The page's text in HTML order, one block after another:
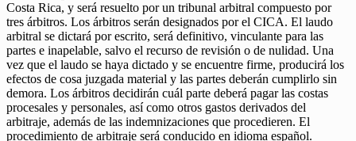
Costa Rica, y será resuelto por un tribunal arbitral compuesto por
tres árbitros. Los árbitros serán designados por el CICA. El laudo
arbitral se dictará por escrito, será definitivo, vinculante para las
partes e inapelable, salvo el recurso de revisión o de nulidad. Una
vez que el laudo se haya dictado y se encuentre firme, producirá los
efectos de cosa juzgada material y las partes deberán cumplirlo sin
demora. Los árbitros decidirán cuál parte deberá pagar las costas
procesales y personales, así como otros gastos derivados del
arbitraje, además de las indemnizaciones que procedieren. El
procedimiento de arbitraje será conducido en idioma español.